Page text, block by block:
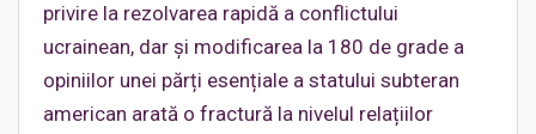
privire la rezolvarea rapidă a conflictului
ucrainean, dar și modificarea la 180 de grade a
opiniilor unei părți esențiale a statului subteran
american arată o fractură la nivelul relațiilor